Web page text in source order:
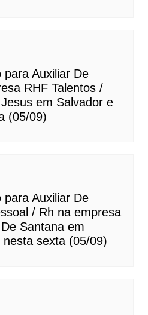
para Auxiliar De
RHF Talentos /
em Salvador e
(05/09)
para Auxiliar De
/ Rh na empresa
Santana em
sexta (05/09)